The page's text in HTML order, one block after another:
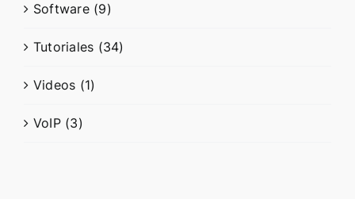
Software (9)
Tutoriales (34)
Videos (1)
VoIP (3)